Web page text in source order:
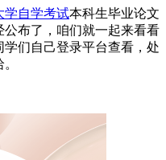
学自学考试本科生毕业论文
布了，咱们就一起来看看
们自己登录平台查看，处